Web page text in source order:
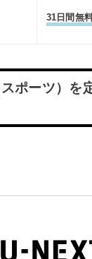
31日間無
ポーツ）を